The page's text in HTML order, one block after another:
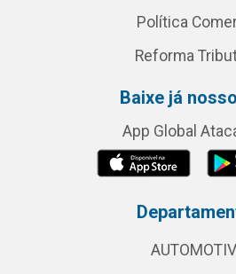
Política
Reforma
Baixe já
App Global